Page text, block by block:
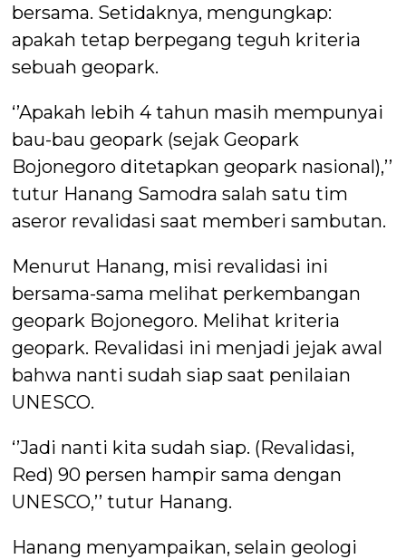
bersama. Setidaknya, mengungkap:
apakah tetap berpegang teguh kriteria
sebuah geopark.
‘’Apakah lebih 4 tahun masih mempunyai
bau-bau geopark (sejak Geopark
Bojonegoro ditetapkan geopark nasional),’’
tutur Hanang Samodra salah satu tim
aseror revalidasi saat memberi sambutan.
Menurut Hanang, misi revalidasi ini
bersama-sama melihat perkembangan
geopark Bojonegoro. Melihat kriteria
geopark. Revalidasi ini menjadi jejak awal
bahwa nanti sudah siap saat penilaian
UNESCO.
‘’Jadi nanti kita sudah siap. (Revalidasi,
Red) 90 persen hampir sama dengan
UNESCO,’’ tutur Hanang.
Hanang menyampaikan, selain geologi